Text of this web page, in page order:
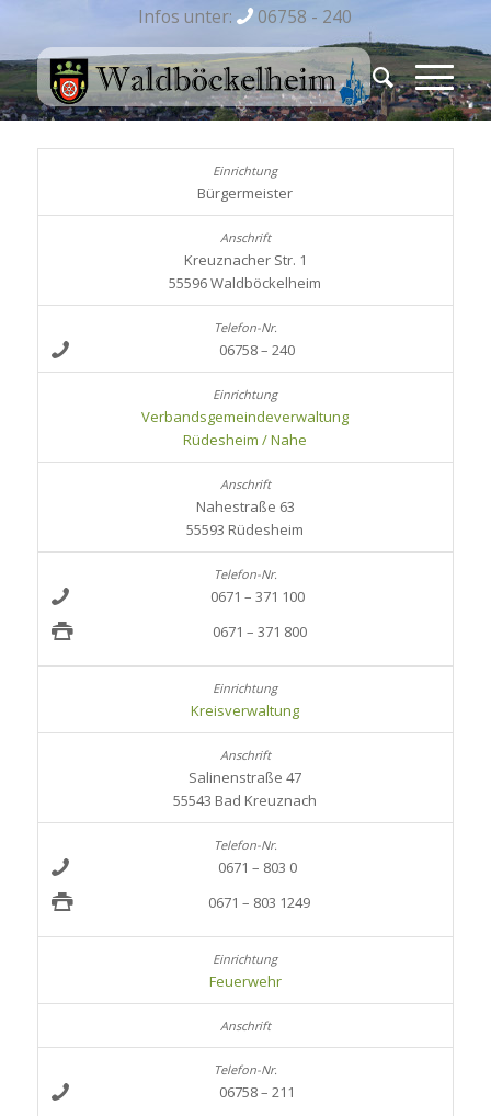
Infos unter: 06758 - 240
Bürgermeister
Kreuznacher Str. 1
55596 Waldböckelheim
06758 – 240
Verbandsgemeindeverwaltung
Rüdesheim / Nahe
Nahestraße 63
55593 Rüdesheim
0671 – 371 100
0671 – 371 800
Kreisverwaltung
Salinenstraße 47
55543 Bad Kreuznach
0671 – 803 0
0671 – 803 1249
Feuerwehr
06758 – 211